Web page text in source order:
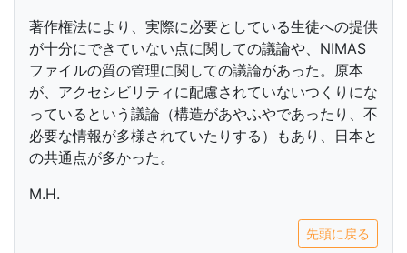
著作権法により、実際に必要としている生徒への提供
が十分にできていない点に関しての議論や、NIMAS
ファイルの質の管理に関しての議論があった。原本
が、アクセシビリティに配慮されていないつくりにな
っているという議論（構造があやふやであったり、不
必要な情報が多様されていたりする）もあり、日本と
の共通点が多かった。
M.H.
先頭に戻る